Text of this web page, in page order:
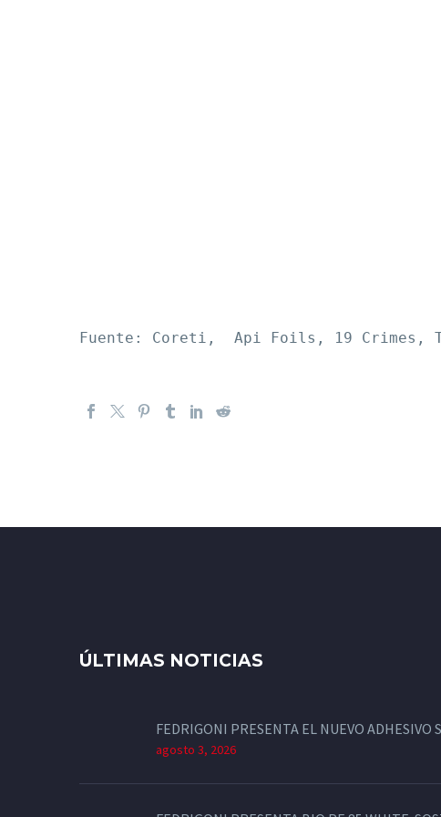
Fuente: Coreti,  Api Foils, 19 Crimes,
ÚLTIMAS NOTICIAS
FEDRIGONI PRESENTA EL NUEVO ADHESIVO
agosto 3, 2026